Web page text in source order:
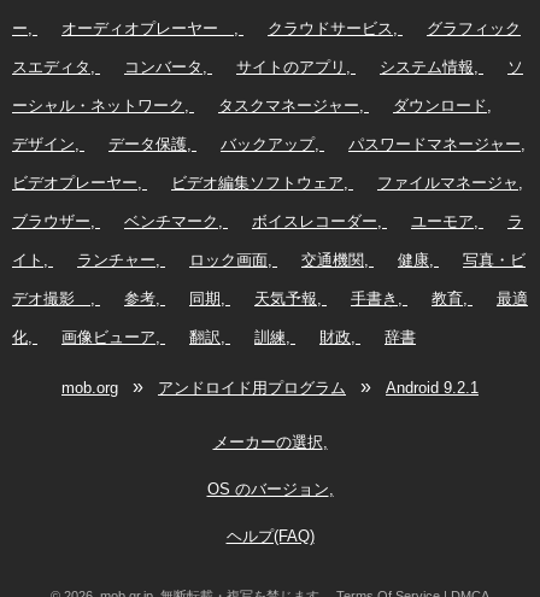
ー オーディオプレーヤー クラウドサービス グラフィック
スエディタ コンバータ サイトのアプリ システム情報 ソ
ーシャル・ネットワーク タスクマネージャー ダウンロード
デザイン データ保護 バックアップ パスワードマネージャー
ビデオプレーヤー ビデオ編集ソフトウェア ファイルマネージャ
ブラウザー ベンチマーク ボイスレコーダー ユーモア ラ
イト ランチャー ロック画面 交通機関 健康 写真・ビ
デオ撮影 参考 同期 天気予報 手書き 教育 最適
化 画像ビューア 翻訳 訓練 財政 辞書
mob.org » アンドロイド用プログラム » Android 9.2.1
メーカーの選択
OS のバージョン
ヘルプ(FAQ)